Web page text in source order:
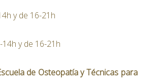
y de 16-21h
y de 16-21h
de Osteopatía y Técnicas para